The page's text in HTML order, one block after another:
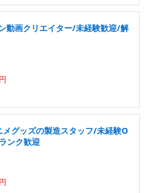
動画クリエイター/未経験歓迎/解
メグッズの製造スタッフ/未経験O
ンク歓迎